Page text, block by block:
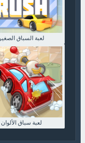
لعبة السباق الصغير
لعبة سباق الألوان